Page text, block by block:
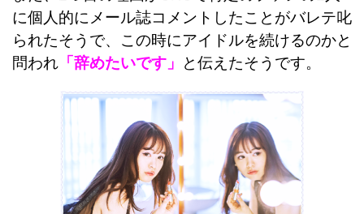
に個人的にメール誌コメントしたことがバレテ叱
られたそうで、この時にアイドルを続けるのかと
問われ 「辞めたいです」 と伝えたそうです。